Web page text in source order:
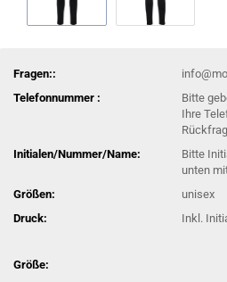
Fragen::
Telefonnummer :
Bitte
Ihre
Initialen/Nummer/Name:
Bitte
unten
Größen:
unisex
Druck:
Inkl.
Größe: